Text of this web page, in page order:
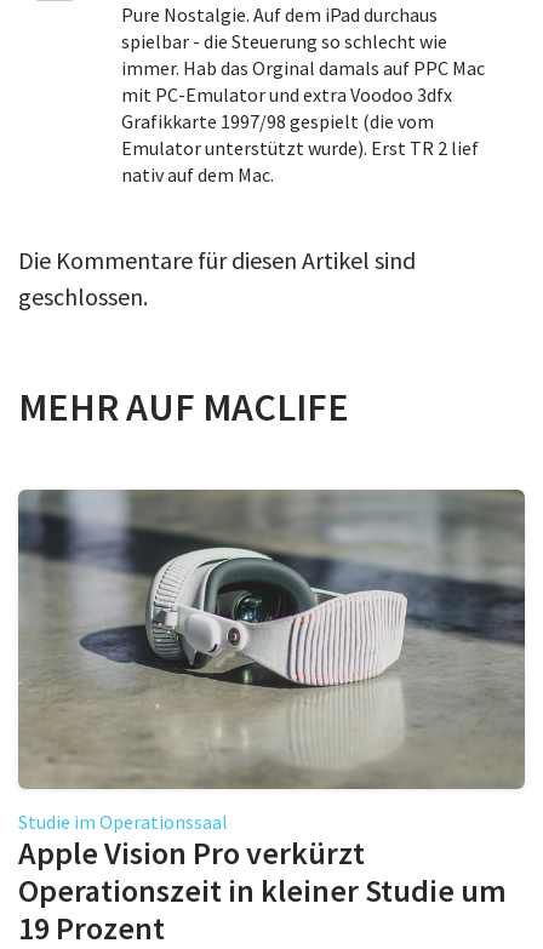
Pure Nostalgie. Auf dem iPad durchaus
spielbar - die Steuerung so schlecht wie
immer. Hab das Orginal damals auf PPC Mac
mit PC-Emulator und extra Voodoo 3dfx
Grafikkarte 1997/98 gespielt (die vom
Emulator unterstützt wurde). Erst TR 2 lief
nativ auf dem Mac.
Die Kommentare für diesen Artikel sind
geschlossen.
MEHR AUF MACLIFE
Studie im Operationssaal
Apple Vision Pro verkürzt
Operationszeit in kleiner Studie um
19 Prozent